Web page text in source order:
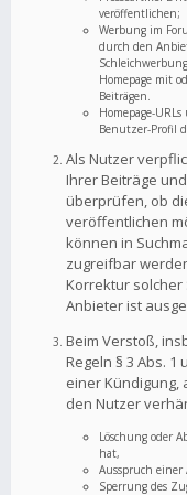
veröffentlichen;
Werbung im
durch den
Homepage mit
Beiträgen.
Homepage-
Benutzer-Profil
Als Nutzer
Ihrer Beiträge
überprüfen, ob
veröffentlichen
können in
zugreifbar
Korrektur solcher
Anbieter ist
Beim Verstoß,
Regeln § 3 Abs.
einer Kündigung,
den Nutzer
Löschung oder
hat,
Ausspruch
Sperrung des